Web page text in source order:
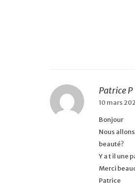
Patrice P
10 mars
Bonjour
Nous
beauté?
Y a t il une
Merci
Patrice